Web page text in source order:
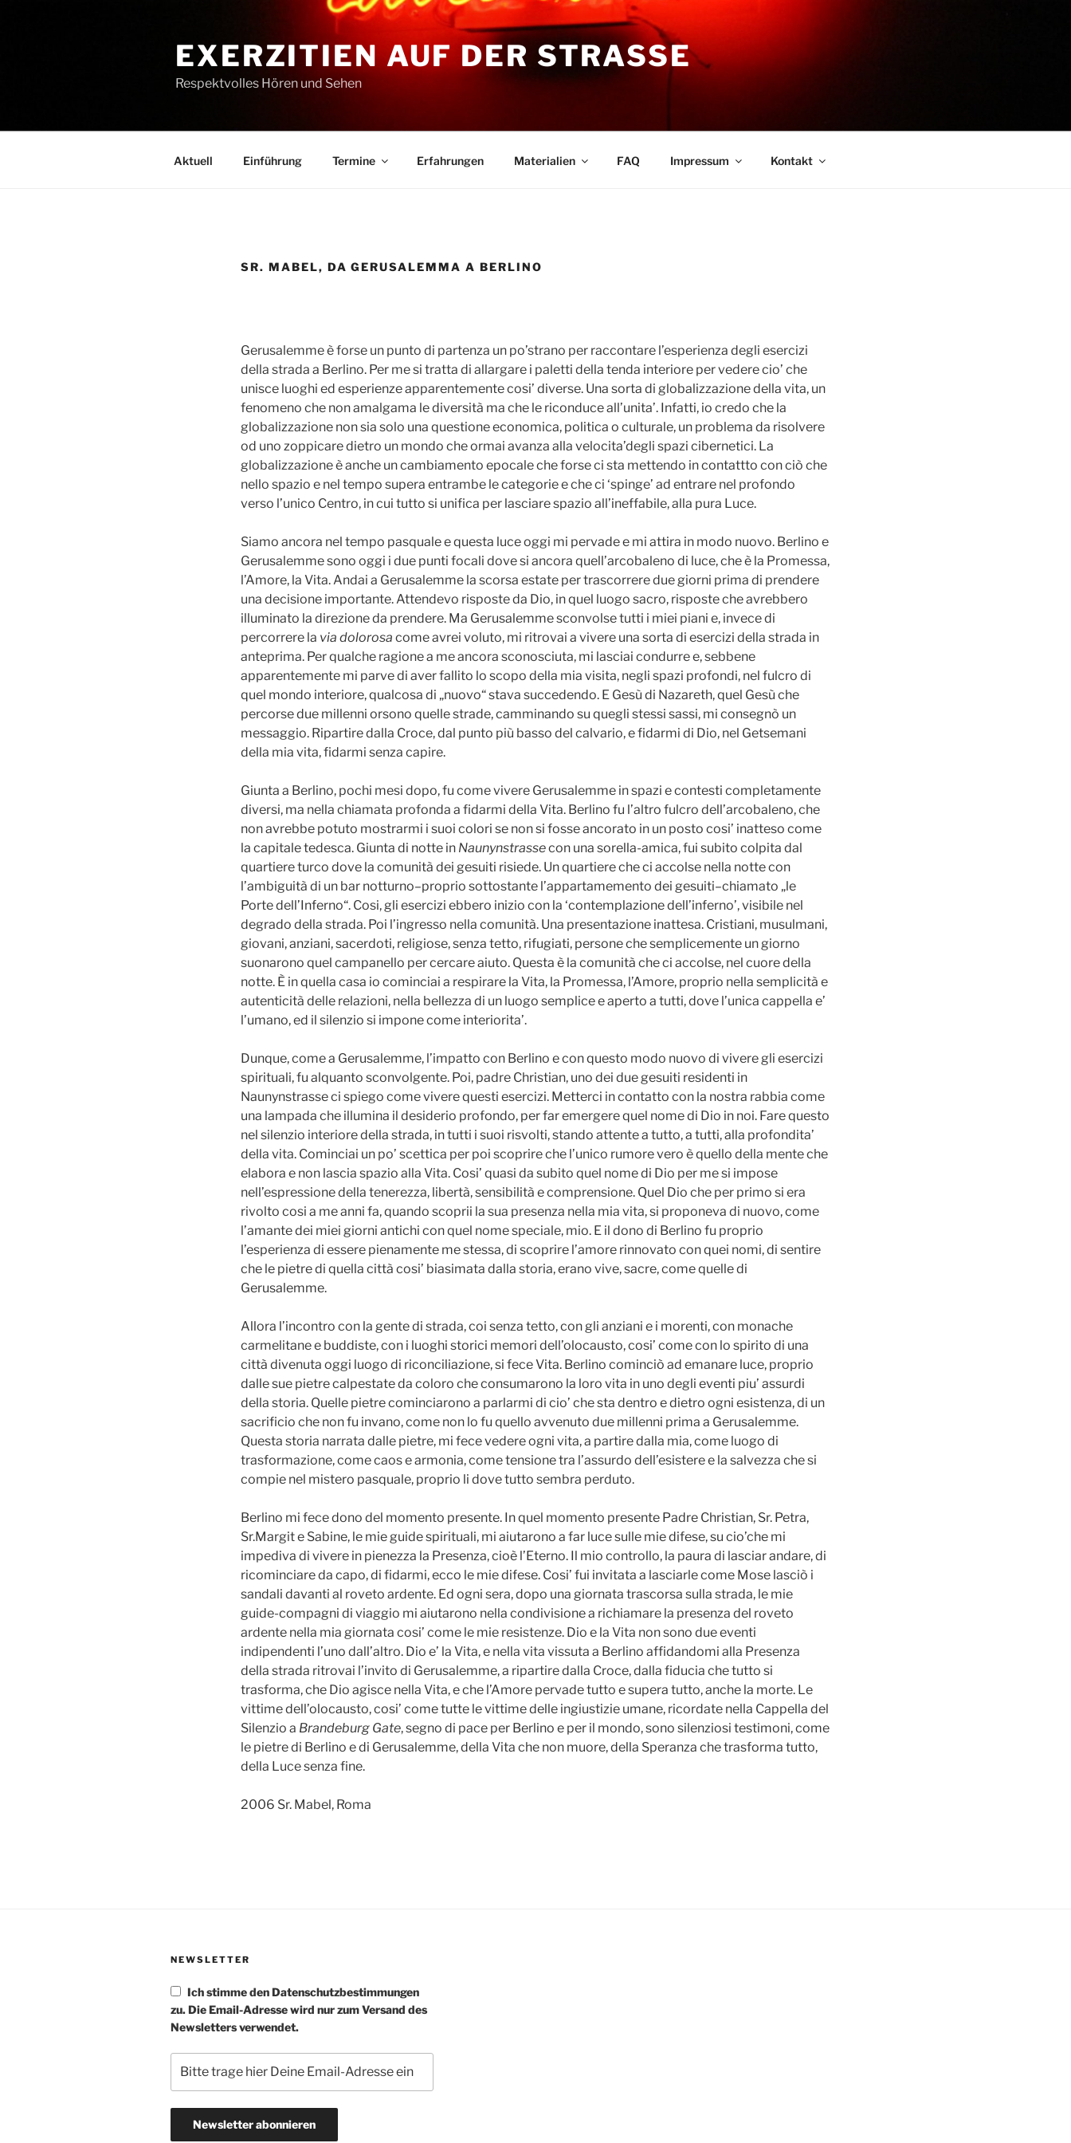
EXERZITIEN AUF DER STRASSE
Respektvolles Hören und Sehen
Aktuell Einführung Termine Erfahrungen Materialien FAQ Impressum Kontakt
SR. MABEL, DA GERUSALEMMA A BERLINO
Gerusalemme è forse un punto di partenza un po’strano per raccontare l’esperienza degli esercizi
della strada a Berlino. Per me si tratta di allargare i paletti della tenda interiore per vedere cio’ che
unisce luoghi ed esperienze apparentemente cosi’ diverse. Una sorta di globalizzazione della vita, un
fenomeno che non amalgama le diversità ma che le riconduce all’unita’. Infatti, io credo che la
globalizzazione non sia solo una questione economica, politica o culturale, un problema da risolvere
od uno zoppicare dietro un mondo che ormai avanza alla velocita’degli spazi cibernetici. La
globalizzazione è anche un cambiamento epocale che forse ci sta mettendo in contattto con ciò che
nello spazio e nel tempo supera entrambe le categorie e che ci ‘spinge’ ad entrare nel profondo
verso l’unico Centro, in cui tutto si unifica per lasciare spazio all’ineffabile, alla pura Luce.
Siamo ancora nel tempo pasquale e questa luce oggi mi pervade e mi attira in modo nuovo. Berlino e
Gerusalemme sono oggi i due punti focali dove si ancora quell’arcobaleno di luce, che è la Promessa,
l’Amore, la Vita. Andai a Gerusalemme la scorsa estate per trascorrere due giorni prima di prendere
una decisione importante. Attendevo risposte da Dio, in quel luogo sacro, risposte che avrebbero
illuminato la direzione da prendere. Ma Gerusalemme sconvolse tutti i miei piani e, invece di
percorrere la via dolorosa come avrei voluto, mi ritrovai a vivere una sorta di esercizi della strada in
anteprima. Per qualche ragione a me ancora sconosciuta, mi lasciai condurre e, sebbene
apparentemente mi parve di aver fallito lo scopo della mia visita, negli spazi profondi, nel fulcro di
quel mondo interiore, qualcosa di „nuovo“ stava succedendo. E Gesù di Nazareth, quel Gesù che
percorse due millenni orsono quelle strade, camminando su quegli stessi sassi, mi consegnò un
messaggio. Ripartire dalla Croce, dal punto più basso del calvario, e fidarmi di Dio, nel Getsemani
della mia vita, fidarmi senza capire.
Giunta a Berlino, pochi mesi dopo, fu come vivere Gerusalemme in spazi e contesti completamente
diversi, ma nella chiamata profonda a fidarmi della Vita. Berlino fu l’altro fulcro dell’arcobaleno, che
non avrebbe potuto mostrarmi i suoi colori se non si fosse ancorato in un posto cosi’ inatteso come
la capitale tedesca. Giunta di notte in Naunynstrassecon una sorella-amica, fui subito colpita dal
quartiere turco dove la comunità dei gesuiti risiede. Un quartiere che ci accolse nella notte con
l’ambiguità di un bar notturno–proprio sottostante l’appartamemento dei gesuiti–chiamato „le
Porte dell’Inferno“. Cosi, gli esercizi ebbero inizio con la ‘contemplazione dell’inferno’, visibile nel
degrado della strada. Poi l’ingresso nella comunità. Una presentazione inattesa. Cristiani, musulmani,
giovani, anziani, sacerdoti, religiose, senza tetto, rifugiati, persone che semplicemente un giorno
suonarono quel campanello per cercare aiuto. Questa è la comunità che ci accolse, nel cuore della
notte. È in quella casa io cominciai a respirare la Vita, la Promessa, l’Amore, proprio nella semplicità e
autenticità delle relazioni, nella bellezza di un luogo semplice e aperto a tutti, dove l’unica cappella e’
l’umano, ed il silenzio si impone come interiorita’.
Dunque, come a Gerusalemme, l’impatto con Berlino e con questo modo nuovo di vivere gli esercizi
spirituali, fu alquanto sconvolgente. Poi, padre Christian, uno dei due gesuiti residenti in
Naunynstrasse ci spiego come vivere questi esercizi. Metterci in contatto con la nostra rabbia come
una lampada che illumina il desiderio profondo, per far emergere quel nome di Dio in noi. Fare questo
nel silenzio interiore della strada, in tutti i suoi risvolti, stando attente a tutto, a tutti, alla profondita’
della vita. Cominciai un po’ scettica per poi scoprire che l’unico rumore vero è quello della mente che
elabora e non lascia spazio alla Vita. Cosi’ quasi da subito quel nome di Dio per me si impose
nell’espressione della tenerezza, libertà, sensibilità e comprensione. Quel Dio che per primo si era
rivolto cosi a me anni fa, quando scoprii la sua presenza nella mia vita, si proponeva di nuovo, come
l’amante dei miei giorni antichi con quel nome speciale, mio. E il dono di Berlino fu proprio
l’esperienza di essere pienamente me stessa, di scoprire l’amore rinnovato con quei nomi, di sentire
che le pietre di quella città cosi’ biasimata dalla storia, erano vive, sacre, come quelle di
Gerusalemme.
Allora l’incontro con la gente di strada, coi senza tetto, con gli anziani e i morenti, con monache
carmelitane e buddiste, con i luoghi storici memori dell’olocausto, cosi’ come con lo spirito di una
città divenuta oggi luogo di riconciliazione, si fece Vita. Berlino cominciò ad emanare luce, proprio
dalle sue pietre calpestate da coloro che consumarono la loro vita in uno degli eventi piu’ assurdi
della storia. Quelle pietre cominciarono a parlarmi di cio’ che sta dentro e dietro ogni esistenza, di un
sacrificio che non fu invano, come non lo fu quello avvenuto due millenni prima a Gerusalemme.
Questa storia narrata dalle pietre, mi fece vedere ogni vita, a partire dalla mia, come luogo di
trasformazione, come caos e armonia, come tensione tra l’assurdo dell’esistere e la salvezza che si
compie nel mistero pasquale, proprio li dove tutto sembra perduto.
Berlino mi fece dono del momento presente. In quel momento presente Padre Christian, Sr. Petra,
Sr.Margit e Sabine, le mie guide spirituali, mi aiutarono a far luce sulle mie difese, su cio’che mi
impediva di vivere in pienezza la Presenza, cioè l’Eterno. Il mio controllo, la paura di lasciar andare, di
ricominciare da capo, di fidarmi, ecco le mie difese. Cosi’ fui invitata a lasciarle come Mose lasciò i
sandali davanti al roveto ardente. Ed ogni sera, dopo una giornata trascorsa sulla strada, le mie
guide-compagni di viaggio mi aiutarono nella condivisione a richiamare la presenza del roveto
ardente nella mia giornata cosi’ come le mie resistenze. Dio e la Vita non sono due eventi
indipendenti l’uno dall’altro. Dio e’ la Vita, e nella vita vissuta a Berlino affidandomi alla Presenza
della strada ritrovai l’invito di Gerusalemme, a ripartire dalla Croce, dalla fiducia che tutto si
trasforma, che Dio agisce nella Vita, e che l’Amore pervade tutto e supera tutto, anche la morte. Le
vittime dell’olocausto, cosi’ come tutte le vittime delle ingiustizie umane, ricordate nella Cappella del
Silenzio a Brandeburg Gate, segno di pace per Berlino e per il mondo, sono silenziosi testimoni, come
le pietre di Berlino e di Gerusalemme, della Vita che non muore, della Speranza che trasforma tutto,
della Luce senza fine.
2006 Sr. Mabel, Roma
NEWSLETTER
Ich stimme den Datenschutzbestimmungen
zu. Die Email-Adresse wird nur zum Versand des
Newsletters verwendet.